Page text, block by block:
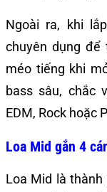
Ngoài ra, khi
chuyên dụng
méo tiếng khi
bass sâu, chắc
EDM, Rock hoặc
Loa Mid gắn 4
Loa Mid là